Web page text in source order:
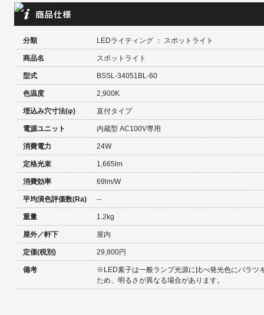
分類 LEDライティング ： スポットライト
商品名 スポットライト
型式 BSSL-34051BL-60
色温度 2,900K
埋込み穴寸法(φ) 直付タイプ
電源ユニット 内蔵型 AC100V専用
消費電力 24W
定格光束 1,665lm
消費効率 69lm/W
平均演色評価数(Ra) --
重量 1.2kg
屋外／軒下 屋内
定価(税別) 29,800円
備考
※LED素子は一般ランプ光源に比べ発光色にバラツ
ため、明るさが異なる場合があります。